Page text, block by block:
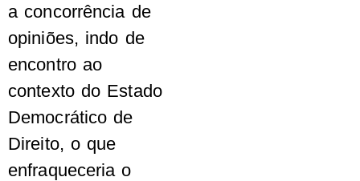
a concorrência de
opiniões, indo de
encontro ao
contexto do Estado
Democrático de
Direito, o que
enfraqueceria o